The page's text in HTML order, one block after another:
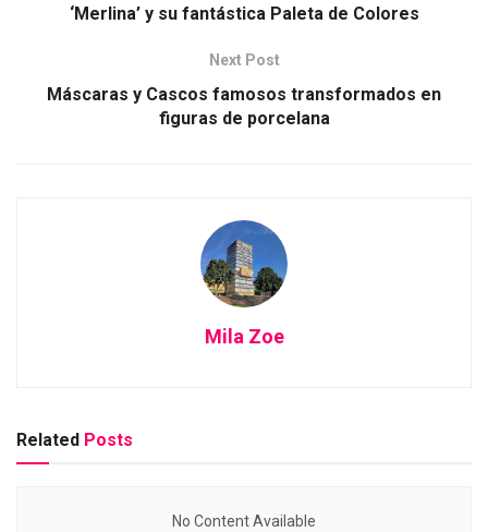
‘Merlina’ y su fantástica Paleta de Colores
Next Post
Máscaras y Cascos famosos transformados en
figuras de porcelana
Mila Zoe
Related Posts
No Content Available